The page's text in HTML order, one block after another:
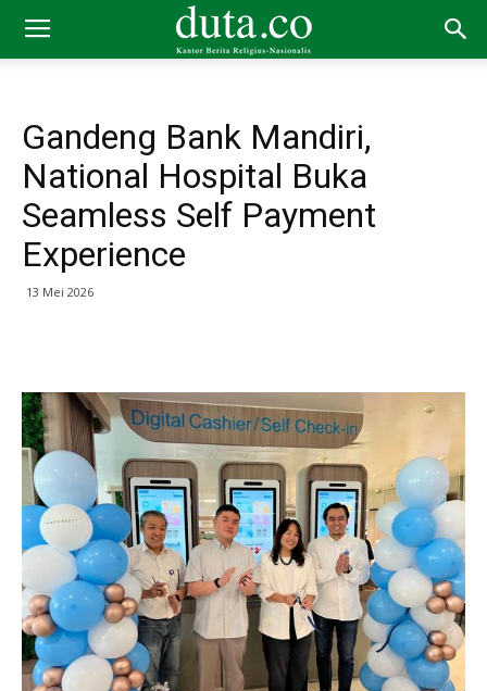
Gandeng Bank Mandiri,
National Hospital Buka
Seamless Self Payment
Experience
13 Mei 2026